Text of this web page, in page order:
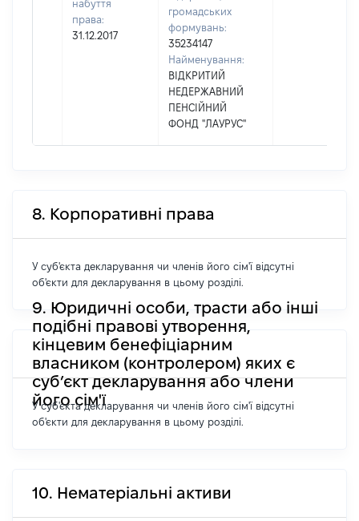
набуття
права:
31.12.2017
громадських
формувань:
35234147
Найменування:
ВІДКРИТИЙ
НЕДЕРЖАВНИЙ
ПЕНСІЙНИЙ
ФОНД "ЛАУРУС"
8. Корпоративні права
У суб'єкта декларування чи членів його сім'ї відсутні
об'єкти для декларування в цьому розділі.
9. Юридичні особи, трасти або інші
подібні правові утворення,
кінцевим бенефіціарним
власником (контролером) яких є
суб’єкт декларування або члени
його сім'ї
У суб'єкта декларування чи членів його сім'ї відсутні
об'єкти для декларування в цьому розділі.
10. Нематеріальні активи